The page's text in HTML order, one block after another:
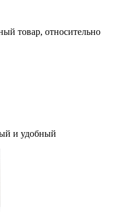
товар, относительно
и удобный